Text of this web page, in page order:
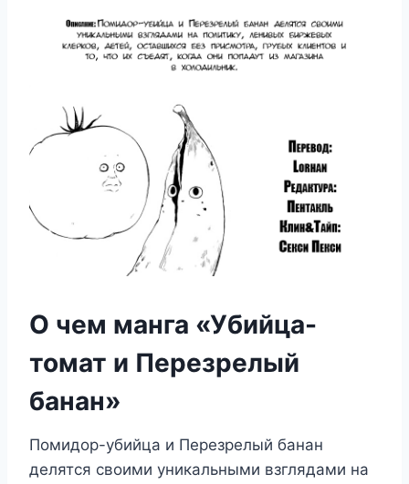
О чем манга «Убийца-
томат и Перезрелый
банан»
Помидор-убийца и Перезрелый банан
делятся своими уникальными взглядами на